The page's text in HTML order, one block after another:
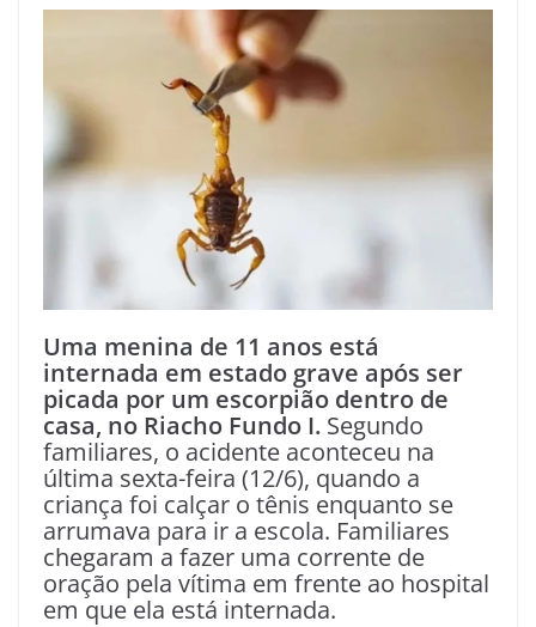
Uma menina de 11 anos está
internada em estado grave após ser
picada por um escorpião dentro de
casa, no Riacho Fundo I. Segundo
familiares, o acidente aconteceu na
última sexta-feira (12/6), quando a
criança foi calçar o tênis enquanto se
arrumava para ir a escola. Familiares
chegaram a fazer uma corrente de
oração pela vítima em frente ao hospital
em que ela está internada.